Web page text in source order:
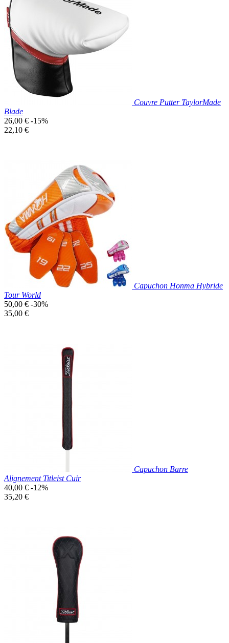
Aperçu rapide
Couvre Putter TaylorMade
Blade
Prix
de
26,00 € -15%
Prix
22,10 €
Prix réduit
Aperçu rapide
Capuchon Honma Hybride
Tour World
Prix
de
50,00 € -30%
Prix
35,00 €
Capuchon Barre
Alignement Titleist Cuir
Prix
de
40,00 € -12%
Prix
35,20 €
Prix réduit
Aperçu rapide